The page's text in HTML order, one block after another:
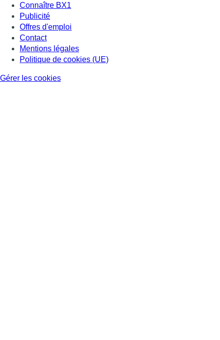
Connaître BX1
Publicité
Offres d'emploi
Contact
Mentions légales
Politique de cookies (UE)
Gérer les cookies